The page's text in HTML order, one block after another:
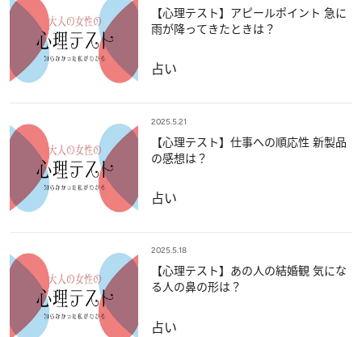
【心理テスト】アピールポイント 急に
雨が降ってきたときは？
占い
2025.5.21
【心理テスト】仕事への順応性 新製品
の感想は？
占い
2025.5.18
【心理テスト】あの人の結婚観 気にな
る人の鼻の形は？
占い